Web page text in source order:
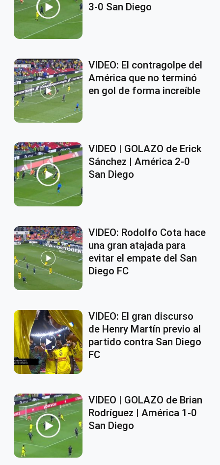
3-0 San Diego
VIDEO: El contragolpe del
América que no terminó
en gol de forma increíble
VIDEO | GOLAZO de Erick
Sánchez | América 2-0
San Diego
VIDEO: Rodolfo Cota hace
una gran atajada para
evitar el empate del San
Diego FC
VIDEO: El gran discurso
de Henry Martín previo al
partido contra San Diego
FC
VIDEO | GOLAZO de Brian
Rodríguez | América 1-0
San Diego